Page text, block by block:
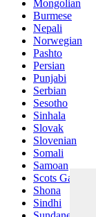
Mongolian
Burmese
Nepali
Norwegian
Pashto
Persian
Punjabi
Serbian
Sesotho
Sinhala
Slovak
Slovenian
Somali
Samoan
Scots Gaelic
Shona
Sindhi